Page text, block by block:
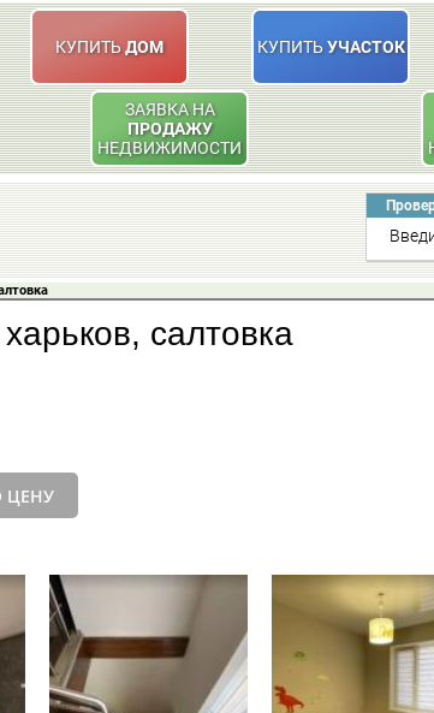
КУПИТЬДОМ КУПИТЬУЧАСТОК
ЗАЯВКА НА
ПРОДАЖУ
НЕДВИЖИМОСТИ
салтовка
ЦЕНУ